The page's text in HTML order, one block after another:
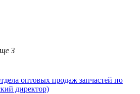
3
оптовых продаж запчастей по
директор)